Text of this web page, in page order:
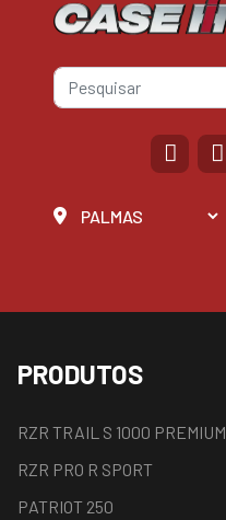
PRODUTOS
RZR TRAIL S 1000 PREMIUM
RZR PRO R SPORT
PATRIOT 250